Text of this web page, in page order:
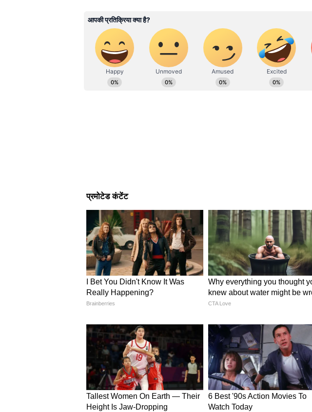
Related Articles
बनाने की दिशा में एक महत्वपूर्ण मील का पत्थर है। माननीय
के विजन से प्रेरित होकर और हमारे '#BhorsarSopoth' घोषणापत्र
करते हुए, मुख्यमंत्री सुवेंदु अधिकारी के नेतृत्व वाली पश्चिम बंगाल
संचालित बसों में महिलाओं के लिए मुफ्त यात्रा शुरू करने पर गर्व है।"
सरकार के फैसले पर महिलाओं ने क्या कहा…
पोस्ट में आगे कहा गया, “हमारी माताओं और बेटियों की सुरक्षा,
करना हमारी सर्वोच्च प्राथमिकता है। हम अपने वादों पर दृढ़ता
सुरक्षित, समृद्ध और आत्मनिर्भर सोनार बांग्ला के पुनर्निर्माण का
एक महिला यात्री ने इस योजना के वित्तीय फायदों पर बात करते
राज्य में रोज का सफर मुफ्त हो जाए तो यह महिलाओं के लिए
उन्होंने कहा, "यह निश्चित रूप से सुविधाजनक होगा क्योंकि हमें
यात्रा करनी पड़ती है। हम परिवहन खर्च पर महीने में 8,500-
अगर यहां कुछ मुफ्त हो जाता है, तो यह हमारे लिए अच्छा होगा।"
इस बीच, 21 मई को परिवहन विभाग द्वारा जारी एक
ABOUT THE AUTHOR
AR
Arvind Raghuwanshi
अरविंद रघुवंशी। 2012 से पत्रकारिता जगत में कार्यरत हैं, 13 साल का अनुभव।
सीनियर चीफ सब एडिटर के तौर पर काम कर रहे हैं। हाइपर लोकल या कह लें
माखनलाल चतुर्वेदी राष्ट्रीय पत्रकारिता विश्वविद्यालय (MCU) से मास्टर ऑफ
पॉलिटिक्स, क्राइम और फीचर स्टोरीज में लिखना पसंद है। दैनिक भास्कर के
हिंदे मेल जैसे मीडिया संस्थानों में भी ये काम कर चुके हैं।